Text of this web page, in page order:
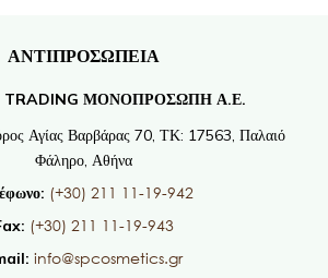
ΑΝΤΙΠΡΟΣΩΠΕΙΑ
TRADING ΜΟΝΟΠΡΟΣΩΠΗ Α.Ε.
Αγίας Βαρβάρας 70, ΤΚ: 17563, Παλαιό
Φάληρο, Αθήνα
(+30) 211 11-19-942
(+30) 211 11-19-943
info@spcosmetics.gr